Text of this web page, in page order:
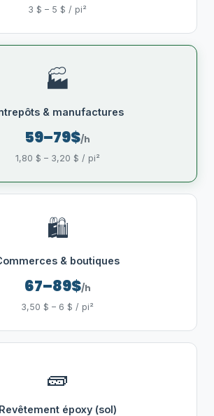
3 $ – 5 $ / pi²
🏭
& manufactures
59–79$/h
1,80 $ – 3,20 $ / pi²
🛍️
& boutiques
67–89$/h
3,50 $ – 6 $ / pi²
🧱
Revêtement époxy (sol)